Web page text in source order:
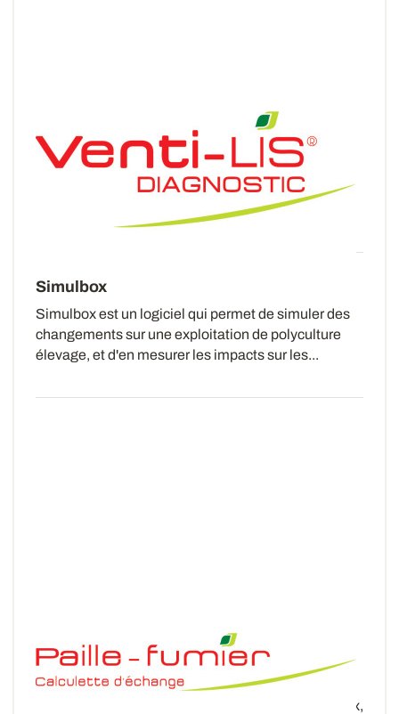
Venti-LIS diagnostic
Le refroidissement par ventilation à l’air ambiant
permet à la fois d’assurer une bonne conservation
du grain, en limitant son activité respiratoire...
Simulbox
Simulbox est un logiciel qui permet de simuler des
changements sur une exploitation de polyculture
élevage, et d'en mesurer les impacts sur les...
Calculette d'échange paille - fumier
Calculez les équivalences paille-fumier en termes
de valeurs fertilisantes, de coûts d'engrais minéraux,